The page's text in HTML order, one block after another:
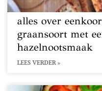
alles over
graansoort met
hazelnootsmaak
LEES VERDER »